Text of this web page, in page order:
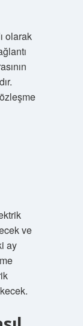
olarak
ve
ay